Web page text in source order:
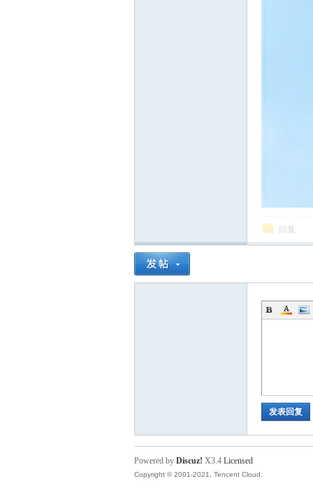
回复
发表回复
Powered by Discuz! X3.4 Licensed
Copyright © 2001-2021, Tencent Cloud.